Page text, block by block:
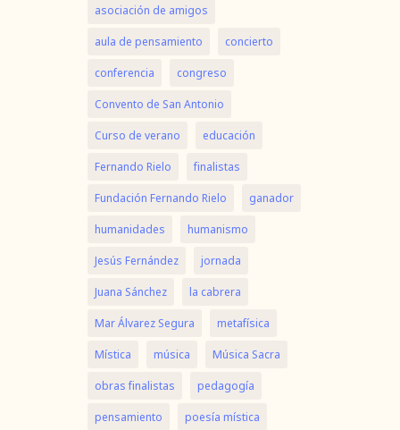
asociación de amigos
aula de pensamiento
concierto
conferencia
congreso
Convento de San Antonio
Curso de verano
educación
Fernando Rielo
finalistas
Fundación Fernando Rielo
ganador
humanidades
humanismo
Jesús Fernández
jornada
Juana Sánchez
la cabrera
Mar Álvarez Segura
metafísica
Mística
música
Música Sacra
obras finalistas
pedagogía
pensamiento
poesía mística